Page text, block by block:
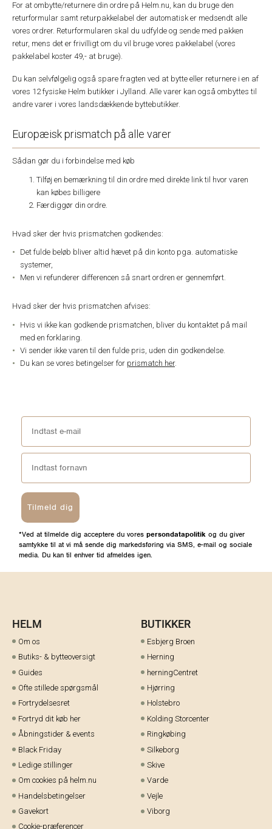
For at ombytte/returnere din ordre på Helm.nu, kan du bruge den
returformular samt returpakkelabel der automatisk er medsendt alle
vores ordrer. Returformularen skal du udfylde og sende med pakken
retur, mens det er frivilligt om du vil bruge vores pakkelabel (vores
pakkelabel koster 49,- at bruge).
Du kan selvfølgelig også spare fragten ved at bytte eller returnere i en af
vores 12 fysiske Helm butikker i Jylland. Alle varer kan også ombyttes til
andre varer i vores landsdækkende byttebutikker.
Europæisk prismatch på alle varer
Sådan gør du i forbindelse med køb
Tilføj en bemærkning til din ordre med direkte link til hvor varen
kan købes billigere
Færdiggør din ordre.
Hvad sker der hvis prismatchen godkendes:
Det fulde beløb bliver altid hævet på din konto pga. automatiske
systemer,
Men vi refunderer differencen så snart ordren er gennemført.
Hvad sker der hvis prismatchen afvises:
Hvis vi ikke kan godkende prismatchen, bliver du kontaktet på mail
med en forklaring.
Vi sender ikke varen til den fulde pris, uden din godkendelse.
Du kan se vores betingelser for prismatch her.
Tilmeld dig
*Ved at tilmelde dig acceptere du vores persondatapolitik og du giver
samtykke til at vi må sende dig markedsføring via SMS, e-mail og sociale
media. Du kan til enhver tid afmeldes igen.
HELM
Om os
Butiks- & bytteoversigt
Guides
Ofte stillede spørgsmål
Fortrydelsesret
Fortryd dit køb her
Åbningstider & events
Black Friday
Ledige stillinger
Om cookies på helm.nu
Handelsbetingelser
Gavekort
Cookie-præferencer
BUTIKKER
Esbjerg Broen
Herning
herningCentret
Hjørring
Holstebro
Kolding Storcenter
Ringkøbing
Silkeborg
Skive
Varde
Vejle
Viborg